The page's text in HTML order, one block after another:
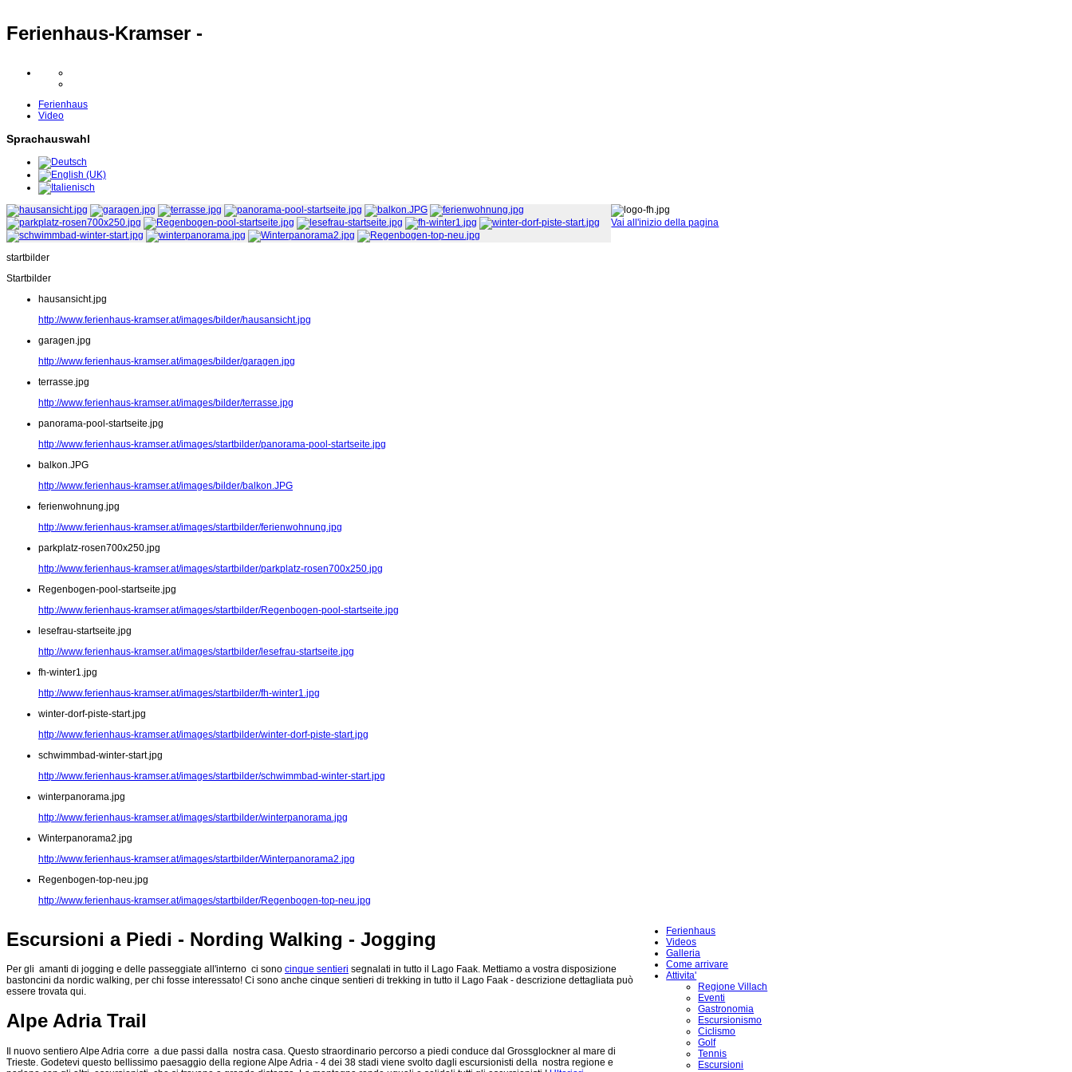
Ferienhaus-Kramser -
Ferienhaus
Video
Sprachauswahl
startbilder
Startbilder
hausansicht.jpg
http://www.ferienhaus-kramser.at/images/bilder/hausansicht.jpg
garagen.jpg
http://www.ferienhaus-kramser.at/images/bilder/garagen.jpg
terrasse.jpg
http://www.ferienhaus-kramser.at/images/bilder/terrasse.jpg
panorama-pool-startseite.jpg
http://www.ferienhaus-kramser.at/images/startbilder/panorama-pool-startseite.jpg
balkon.JPG
http://www.ferienhaus-kramser.at/images/bilder/balkon.JPG
ferienwohnung.jpg
http://www.ferienhaus-kramser.at/images/startbilder/ferienwohnung.jpg
parkplatz-rosen700x250.jpg
http://www.ferienhaus-kramser.at/images/startbilder/parkplatz-rosen700x250.jpg
Regenbogen-pool-startseite.jpg
http://www.ferienhaus-kramser.at/images/startbilder/Regenbogen-pool-startseite.jpg
lesefrau-startseite.jpg
http://www.ferienhaus-kramser.at/images/startbilder/lesefrau-startseite.jpg
fh-winter1.jpg
http://www.ferienhaus-kramser.at/images/startbilder/fh-winter1.jpg
winter-dorf-piste-start.jpg
http://www.ferienhaus-kramser.at/images/startbilder/winter-dorf-piste-start.jpg
schwimmbad-winter-start.jpg
http://www.ferienhaus-kramser.at/images/startbilder/schwimmbad-winter-start.jpg
winterpanorama.jpg
http://www.ferienhaus-kramser.at/images/startbilder/winterpanorama.jpg
Winterpanorama2.jpg
http://www.ferienhaus-kramser.at/images/startbilder/Winterpanorama2.jpg
Regenbogen-top-neu.jpg
http://www.ferienhaus-kramser.at/images/startbilder/Regenbogen-top-neu.jpg
Escursioni a Piedi - Nording Walking - Jogging
Per gli amanti di jogging e delle passeggiate all'interno ci sono cinque sentieri segnalati in tutto il Lago Faak. Mettiamo a vostra disposizione
bastoncini da nordic walking, per chi fosse interessato! Ci sono anche cinque sentieri di trekking in tutto il Lago Faak - descrizione dettagliata può
essere trovata qui.
Alpe Adria Trail
Il nuovo sentiero Alpe Adria corre a due passi dalla nostra casa. Questo straordinario percorso a piedi conduce dal Grossglockner al mare di
Trieste. Godetevi questo bellissimo paesaggio della regione Alpe Adria - 4 dei 38 stadi viene svolto dagli escursionisti della nostra regione e
Ferienhaus
Videos
Galleria
Come arrivare
Attivita'
Regione Villach
Eventi
Gastronomia
Escursionismo
Ciclismo
Golf
Tennis
Escursioni
Vai all'inizio della pagina